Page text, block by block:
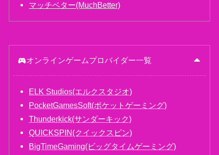
マッチベター(MuchBetter)
オンラインゲームプロバイダー一覧
ELK Studios(エルクスタジオ)
PocketGamesSoft(ポケットゲーミング)
Thunderkick(サンダーキック)
QUICKSPIN(クイックスピン)
BigTimeGaming(ビッグタイムゲーミング)